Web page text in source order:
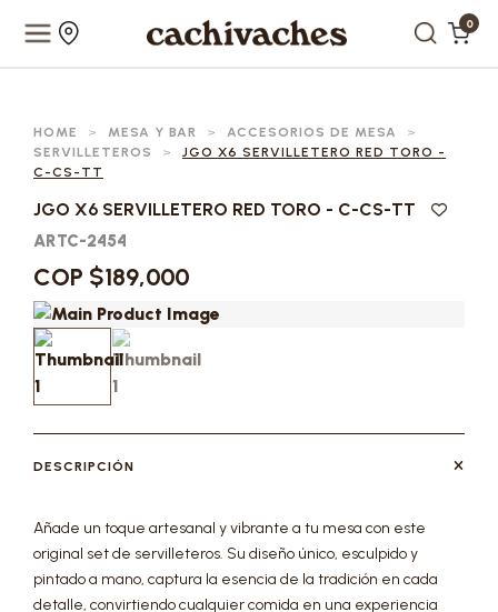
0
HOME > MESA Y BAR > ACCESORIOS DE MESA
>
SERVILLETEROS
>
JGO X6 SERVILLETERO RED TORO -
C-CS-TT
JGO X6 SERVILLETERO RED TORO - C-CS-TT
ARTC-2454
COP $189,000
DESCRIPCIÓN
Añade un toque artesanal y vibrante a tu mesa con este
original set de servilleteros. Su diseño único, esculpido y
pintado a mano, captura la esencia de la tradición en cada
detalle, convirtiendo cualquier comida en una experiencia